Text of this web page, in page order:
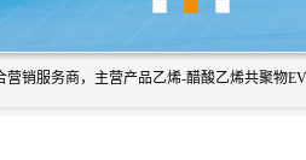
东莞市恒屹国际贸易有限